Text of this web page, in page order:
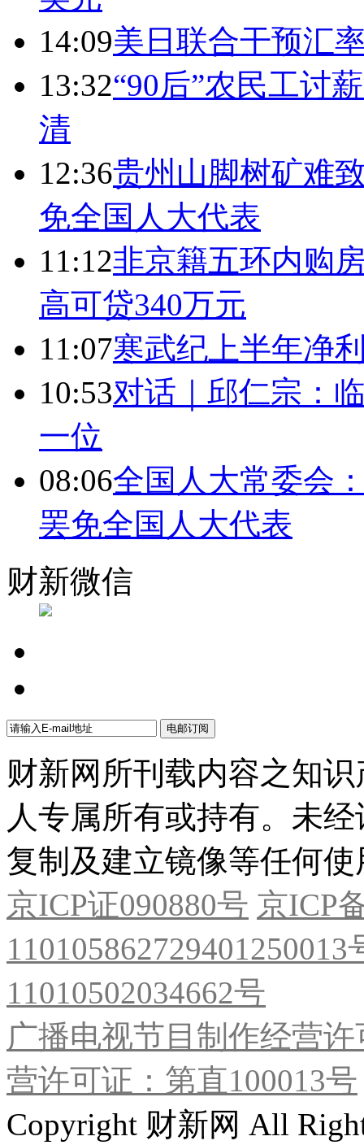
14:09美日联合干预汇
13:32“90后”农民工讨
清
12:36贵州山脚树矿难
免全国人大代表
11:12非京籍五环内购
高可贷340万元
11:07寒武纪上半年净
10:53对话｜邱仁宗：
一位
08:06全国人大常委会
罢免全国人大代表
财新微信
财新网所刊载内容之知
人专属所有或持有。未
复制及建立镜像等任何使
京ICP证090880号 京ICP
11010502034662号
广播电视节目制作经营
营许可证：第直100013号
Copyright 财新网 All